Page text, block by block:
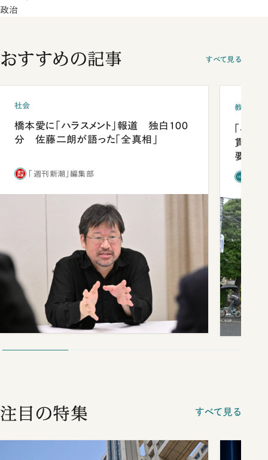
政治
おすすめの記事 すべて見る
社会
橋本愛に「ハラスメント」報道 独白100
分 佐藤二朗が語った「全真相」
「週刊新潮」編集部
教育
「早
貫校へ
要だっ
注目の特集 すべて見る